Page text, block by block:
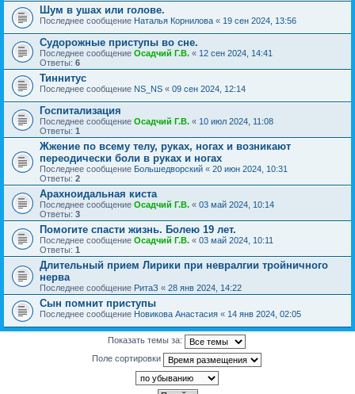
Шум в ушах или голове.
Последнее сообщение Наталья Корнилова « 19 сен 2024, 13:56
Судорожные приступы во сне.
Последнее сообщение Осадчий Г.В. « 12 сен 2024, 14:41
Ответы: 6
Тиннитус
Последнее сообщение NS_NS « 09 сен 2024, 12:14
Госпитализация
Последнее сообщение Осадчий Г.В. « 10 июл 2024, 11:08
Ответы: 1
Жжение по всему телу, руках, ногах и возникают
переодически боли в руках и ногах
Последнее сообщение Большедворский « 20 июн 2024, 10:31
Ответы: 2
Арахноидальная киста
Последнее сообщение Осадчий Г.В. « 03 май 2024, 10:14
Ответы: 3
Помогите спасти жизнь. Болею 19 лет.
Последнее сообщение Осадчий Г.В. « 03 май 2024, 10:11
Ответы: 1
Длительный прием Лирики при невралгии тройничного
нерва
Последнее сообщение РитаЗ « 28 янв 2024, 14:22
Сын помнит приступы
Последнее сообщение Новикова Анастасия « 14 янв 2024, 02:05
Показать темы за:
Поле сортировки